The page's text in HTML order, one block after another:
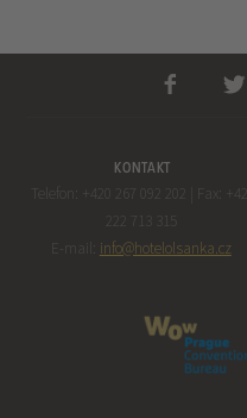
KONTAKT
Telefon: +420 267 092 202 | Fax: +420
222 713 315
E-mail: info@hotelolsanka.cz